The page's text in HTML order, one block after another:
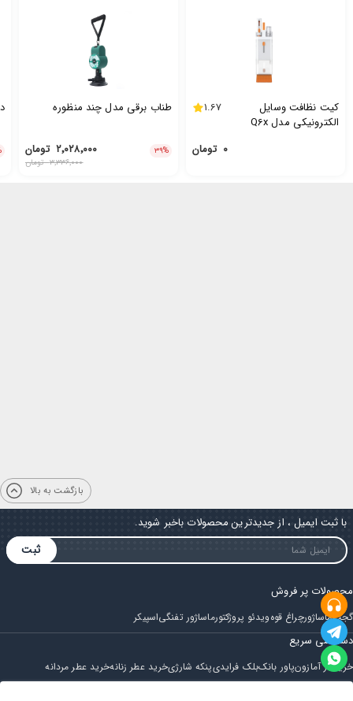
کیت نظافت وسایل
الکترونیکی مدل Q6x
1.67
۰ تومان
طناب برقی مدل چند منظوره
۳۹% ۲٬۰۲۸٬۰۰۰ تومان
۳٬۳۳۶٬۰۰۰تومان
بازگشت به بالا
با ثبت ایمیل ، از جدیدترین محصولات باخبر شوید.
ثبت
محصولات پر فروش
گجتماساژورچراغ قوهویدئو پروژکتورماساژور تفنگیاسپیکر
دسترسی سریع
خرید از آمازونپاور بانکبلک فرایدیپنکه شارژیخرید عطر زنانهخرید عطر مردانه